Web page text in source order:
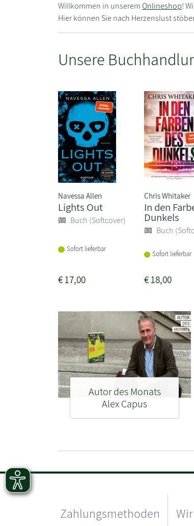
Willkommen in unseremOnlineshop!
Hier können Sie nach Herzenslust
Unsere
Navessa Allen
Lights Out
Buch (Softcover)
Sofort lieferbar
€17,00
Chris Whitaker
In den
Dunkels
Buch
Sofort lieferbar
€18,00
Autor des Monats
Alex Capus
Zahlungsmethoden